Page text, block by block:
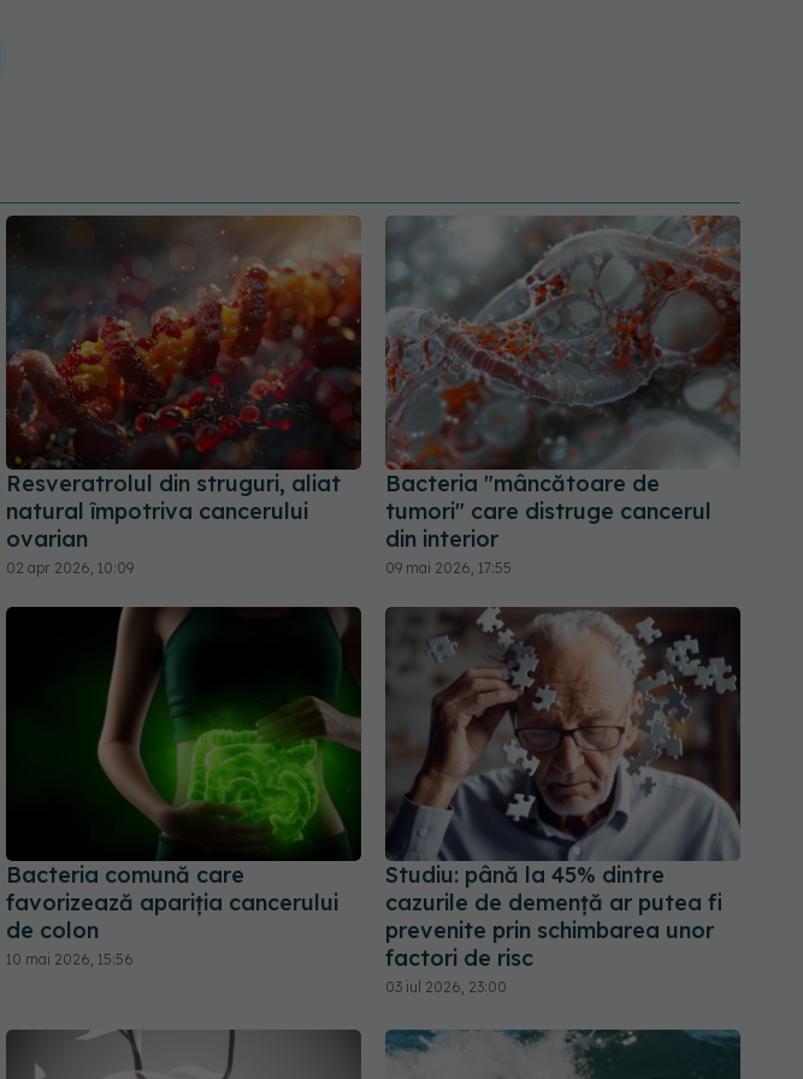
Resveratrolul din struguri, aliat
natural împotriva cancerului
ovarian
02 apr 2026, 10:09
Bacteria "mâncătoare de
tumori" care distruge cancerul
din interior
09 mai 2026, 17:55
Bacteria comună care
favorizează apariția cancerului
de colon
10 mai 2026, 15:56
Studiu: până la 45% dintre
cazurile de demență ar putea fi
prevenite prin schimbarea unor
factori de risc
03 iul 2026, 23:00